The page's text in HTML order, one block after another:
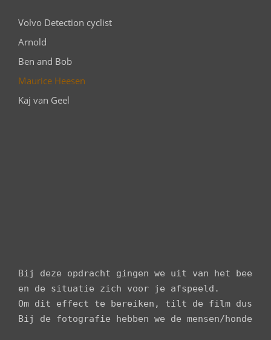
Volvo Detection cyclist
Arnold
Ben and Bob
Maurice Heesen
Kaj van Geel
Bij deze opdracht gingen we uit van het
en de situatie zich voor je afspeeld.
Om dit effect te bereiken, tilt de film dus
Bij de fotografie hebben we de mensen/